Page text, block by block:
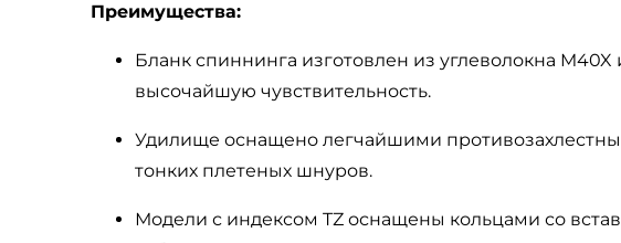
Преимущества:
Бланк спиннинга изготовлен из углеволокна M40X
высочайшую чувствительность.
Удилище оснащено легчайшими
тонких плетеных шнуров.
Модели с индексом TZ оснащены кольцами со